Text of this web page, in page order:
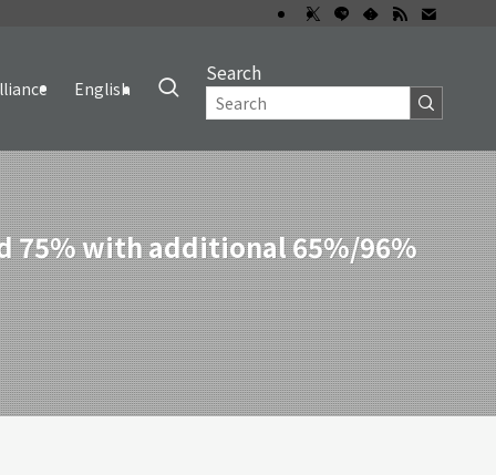
English
Search
75% with additional 65%/96%